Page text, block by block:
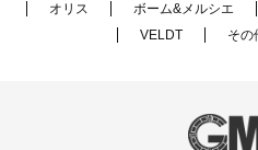
オリス
ボーム&メルシエ
VELDT
その